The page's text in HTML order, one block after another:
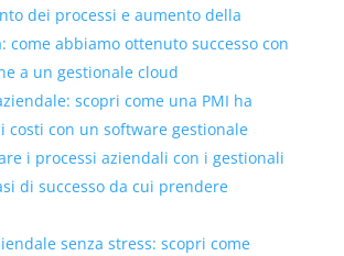
dei processi e aumento della
come abbiamo ottenuto successo con
a un gestionale cloud
scopri come una PMI ha
costi con un software gestionale
i processi aziendali con i gestionali
di successo da cui prendere
senza stress: scopri come